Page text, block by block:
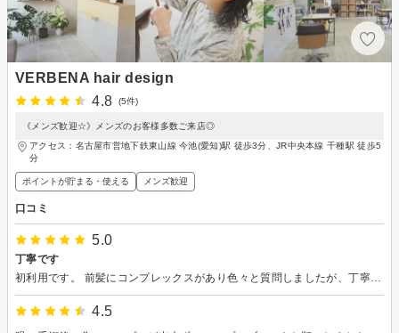
VERBENA hair design
4.8
(5件)
《メンズ歓迎☆》メンズのお客様多数ご来店◎
アクセス：名古屋市営地下鉄東山線 今池(愛知)駅 徒歩3分、JR中央本線 千種駅 徒歩5
分
ポイントが貯まる・使える メンズ歓迎
口コミ
5.0
丁寧です
初利用です。 前髪にコンプレックスがあり色々と質問しましたが、丁寧に教えて下さいました。セットやドライヤーの方法も分かりやすく説明して下さり助かりました。 おかげ様で嫁からも褒めてもらえ大満足です。またお願いします。
4.5